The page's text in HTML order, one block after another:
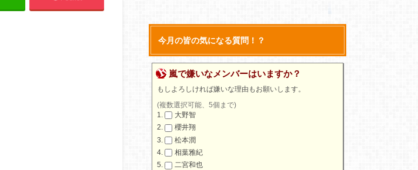
今月の皆の気になる質問！？
嵐で嫌いなメンバーはいますか？
もしよろしければ嫌いな理由もお願いします。
(複数選択可能、5個まで)
大野智
櫻井翔
松本潤
相葉雅紀
二宮和也